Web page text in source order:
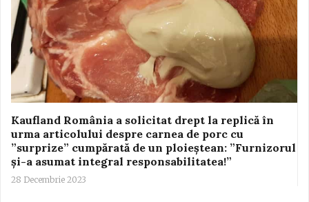
Kaufland România a solicitat drept la replică în
urma articolului despre carnea de porc cu
”surprize” cumpărată de un ploieștean: ”Furnizorul
și-a asumat integral responsabilitatea!”
28 Decembrie 2023